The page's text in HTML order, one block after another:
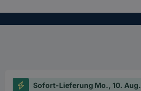
Sofort-Lieferung Mo., 10. Aug.